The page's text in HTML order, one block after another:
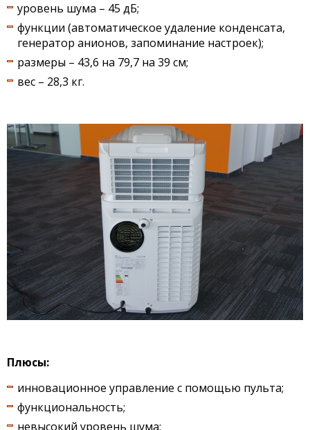
уровень шума – 45 дБ;
функции (автоматическое удаление конденсата,
генератор анионов, запоминание настроек);
размеры – 43,6 на 79,7 на 39 см;
вес – 28,3 кг.
Плюсы:
инновационное управление с помощью пульта;
функциональность;
невысокий уровень шума;